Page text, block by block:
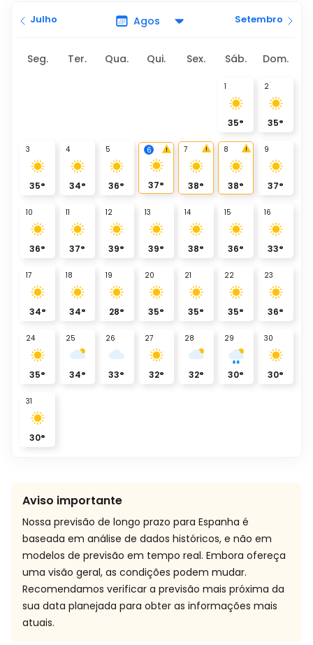
Julho Setembro
Seg. Ter. Qua. Qui. Sex. Sáb. Dom.
1
35°
2
35°
3
35°
4
34°
5
36°
6
37°
7
38°
8
38°
9
37°
10
36°
11
37°
12
39°
13
39°
14
38°
15
36°
16
33°
17
34°
18
34°
19
28°
20
35°
21
35°
22
35°
23
36°
24
35°
25
34°
26
33°
27
32°
28
32°
29
30°
30
30°
31
30°
Aviso importante
Nossa previsão de longo prazo para Espanha é
baseada em análise de dados históricos, e não em
modelos de previsão em tempo real. Embora ofereça
uma visão geral, as condições podem mudar.
Recomendamos verificar a previsão mais próxima da
sua data planejada para obter as informações mais
atuais.